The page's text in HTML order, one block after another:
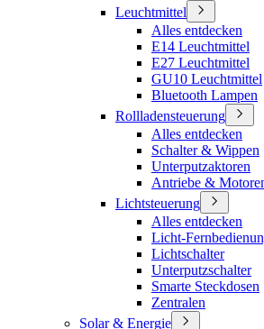
Leuchtmittel
Alles entdecken
E14 Leuchtmittel
E27 Leuchtmittel
GU10 Leuchtmittel
Bluetooth Lampen
Rollladensteuerung
Alles entdecken
Schalter & Wippen
Unterputzaktoren
Antriebe &
Lichtsteuerung
Alles entdecken
Licht-
Lichtschalter
Unterputzschalter
Smarte Steckdosen
Zentralen
Solar & Energie